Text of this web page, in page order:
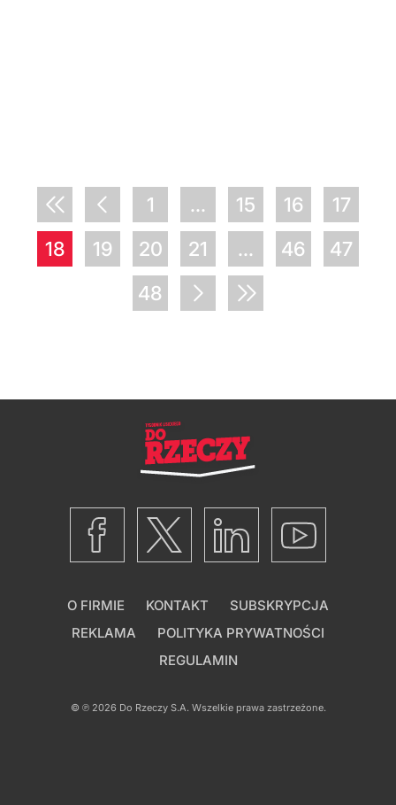
1 ... 15 16
17
18
19 20 21 ... 46
47
48
O FIRMIE KONTAKT
SUBSKRYPCJA
REKLAMA
POLITYKA PRYWATNOŚCI
REGULAMIN
© ℗ 2026 Do Rzeczy S.A. Wszelkie prawa zastrzeżone.